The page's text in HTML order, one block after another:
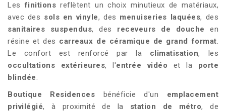
Lesfinitions reflètent un choix minutieux de matériaux,
avec des sols en vinyle, des menuiseries laquées, des
sanitaires suspendus, des receveurs de douche en
résine et des carreaux de céramique de grand format.
Le confort est renforcé par la climatisation, les
occultations extérieures, l'entrée vidéo et la porte
blindée.
Boutique Residences bénéficie d'un emplacement
privilégié, à proximité de la station de métro, de